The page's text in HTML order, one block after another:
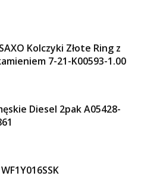
Kolczyki Złote Ring z
7-21-K00593-1.00
Diesel 2pak A05428-